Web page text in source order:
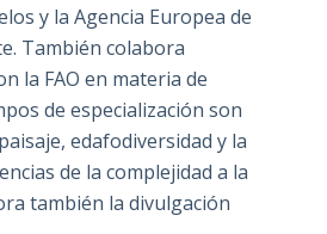
y la Agencia Europea de
También colabora
la FAO en materia de
de especialización son
edafodiversidad y la
de la complejidad a la
también la divulgación